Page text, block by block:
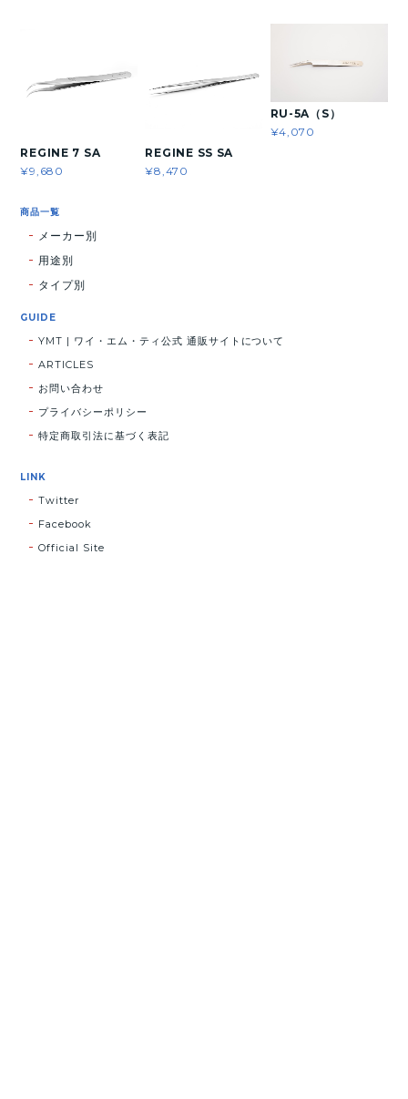
REGINE 7 SA
¥9,680
REGINE SS SA
¥8,470
RU-5A（S）
¥4,070
商品一覧
メーカー別
用途別
タイプ別
GUIDE
YMT | ワイ・エム・ティ公式 通販サイトについて
ARTICLES
お問い合わせ
プライバシーポリシー
特定商取引法に基づく表記
LINK
Twitter
Facebook
Official Site